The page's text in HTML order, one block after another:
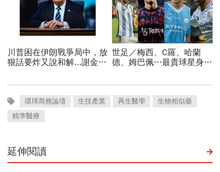
環球商務論壇 生技產業 再生醫學
生物相似藥
精準醫療
延伸閱讀